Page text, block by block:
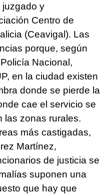
juzgado y
Centro de
(Ceavigal). Las
porque, según
Nacional,
en la ciudad existen
donde se pierde la
cae el servicio se
las zonas rurales.
más castigadas,
Martínez,
de justicia se
suponen una
que hay que